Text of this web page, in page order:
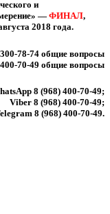
и
— ФИНАЛ,
2018 года.
78-74 общие вопросы
70-49 общие вопросы
8 (968) 400-70-49;
Viber 8 (968) 400-70-49;
8 (968) 400-70-49.